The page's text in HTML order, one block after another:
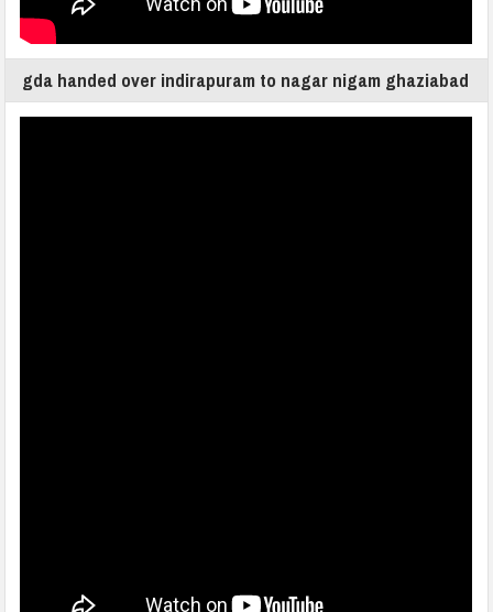
gda handed over indirapuram to nagar nigam ghaziabad